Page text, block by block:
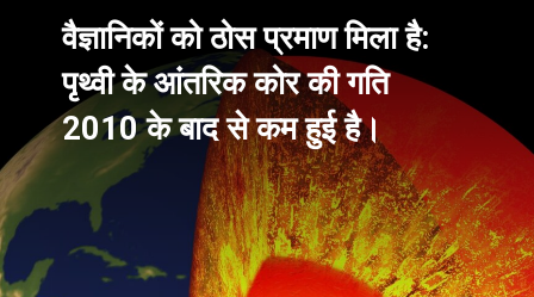
वैज्ञानिकों को ठोस प्रमाण मिला है:
पृथ्वी के आंतरिक कोर की गति
2010 के बाद से कम हुई है।